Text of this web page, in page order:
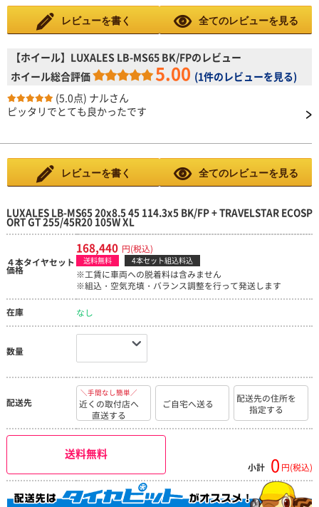
で、その分疲労が早い⤵︎ これはトレッドパターンが要因ではない
かと思います。 経験上ゴム質は海外タイヤは言うほど違いは無
いしエアー圧も2.8Ｂar235/35-8.5J適正値、次は無いかな？
レビューを書く 全てのレビューを見る
【ホイール】LUXALES LB-MS65 BK/FPのレビュー
ホイール総合評価
5.00 (1件のレビューを見る)
(5.0点) ナルさん
ピッタリでとても良かったです
レビューを書く 全てのレビューを見る
LUXALES LB-MS65 20x8.5 45 114.3x5 BK/FP + TRAVELSTAR ECOSP
ORT GT 255/45R20 105W XL
４本タイヤセット
価格
168,440 円(税込)
送料無料 4本セット組込料込
※工賃に車両への脱着料は含みません
※組込・空気充填・バランス調整を行って発送します
在庫 なし
数量
配送先
＼手間なし簡単／
近くの取付店へ
直送する
ご自宅へ送る
配送先の住所を
指定する
送料無料
小計 0 円(税込)